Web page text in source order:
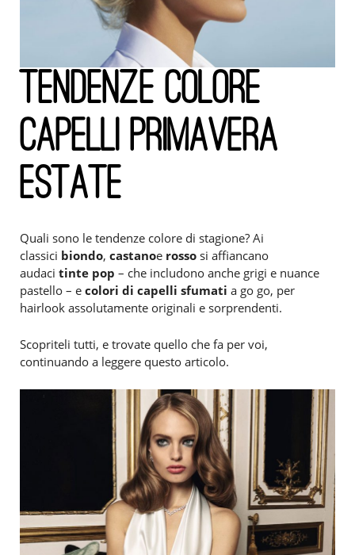
TENDENZE COLORE
CAPELLI PRIMAVERA
ESTATE
Quali sono le tendenze colore di stagione? Ai
classici biondo, castanoe rosso si affiancano
audaci tinte pop – che includono anche grigi e nuance
pastello – e colori di capelli sfumati a go go, per
hairlook assolutamente originali e sorprendenti.
Scopriteli tutti, e trovate quello che fa per voi,
continuando a leggere questo articolo.